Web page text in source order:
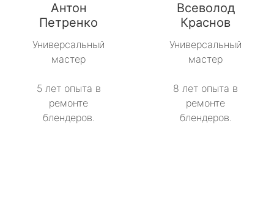
Антон
Петренко
Универсальный
мастер
5 лет опыта в
ремонте
блендеров.
Всеволод
Краснов
Универсальный
мастер
8 лет опыта в
ремонте
блендеров.